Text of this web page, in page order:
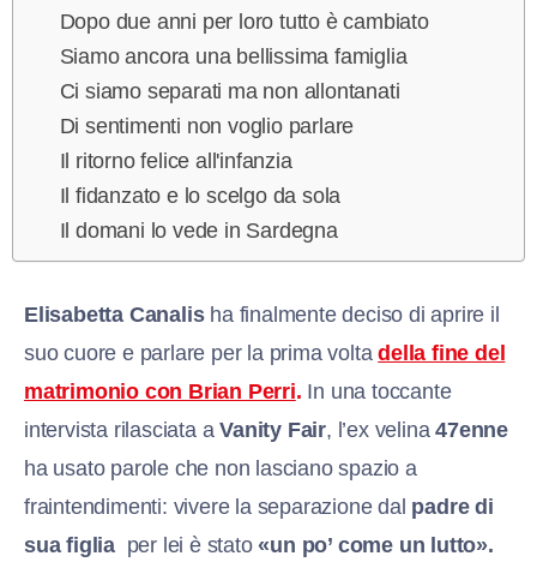
Dopo due anni per loro tutto è cambiato
Siamo ancora una bellissima famiglia
Ci siamo separati ma non allontanati
Di sentimenti non voglio parlare
Il ritorno felice all'infanzia
Il fidanzato e lo scelgo da sola
Il domani lo vede in Sardegna
Elisabetta Canalisha finalmente deciso di aprire il
suo cuore e parlare per la prima voltadella fine del
matrimonio con Brian Perri. In una toccante
intervista rilasciata aVanity Fair, l’ex velina47enne
ha usato parole che non lasciano spazio a
fraintendimenti: vivere la separazione dal padre di
sua figlia per lei è stato«un po’ come un lutto».